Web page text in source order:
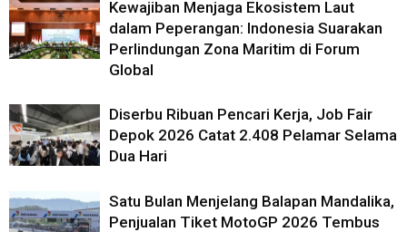
Kewajiban Menjaga Ekosistem Laut
dalam Peperangan: Indonesia Suarakan
Perlindungan Zona Maritim di Forum
Global
Diserbu Ribuan Pencari Kerja, Job Fair
Depok 2026 Catat 2.408 Pelamar Selama
Dua Hari
Satu Bulan Menjelang Balapan Mandalika,
Penjualan Tiket MotoGP 2026 Tembus